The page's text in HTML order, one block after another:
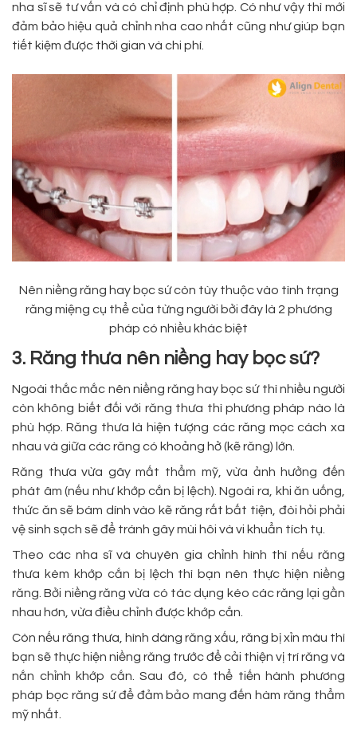
nha sĩ sẽ tư vấn và có chỉ định phù hợp. Có như vậy thì mới
đảm bảo hiệu quả chỉnh nha cao nhất cũng như giúp bạn
tiết kiệm được thời gian và chi phí.
Nên niềng răng hay bọc sứ còn tùy thuộc vào tình trạng
răng miệng cụ thể của từng người bởi đây là 2 phương
pháp có nhiều khác biệt
3. Răng thưa nên niềng hay bọc sứ?
Ngoài thắc mắc nên niềng răng hay bọc sứ thì nhiều người
còn không biết đối với răng thưa thì phương pháp nào là
phù hợp. Răng thưa là hiện tượng các răng mọc cách xa
nhau và giữa các răng có khoảng hở (kẽ răng) lớn.
Răng thưa vừa gây mất thẩm mỹ, vừa ảnh hưởng đến
phát âm (nếu như khớp cắn bị lệch). Ngoài ra, khi ăn uống,
thức ăn sẽ bám dính vào kẽ răng rất bất tiện, đòi hỏi phải
vệ sinh sạch sẽ để tránh gây mùi hôi và vi khuẩn tích tụ.
Theo các nha sĩ và chuyên gia chỉnh hình thì nếu răng
thưa kèm khớp cắn bị lệch thì bạn nên thực hiện niềng
răng. Bởi niềng răng vừa có tác dụng kéo các răng lại gần
nhau hơn, vừa điều chỉnh được khớp cắn.
Còn nếu răng thưa, hình dáng răng xấu, răng bị xỉn màu thì
bạn sẽ thực hiện niềng răng trước để cải thiện vị trí răng và
nắn chỉnh khớp cắn. Sau đó, có thể tiến hành phương
pháp bọc răng sứ để đảm bảo mang đến hàm răng thẩm
mỹ nhất.